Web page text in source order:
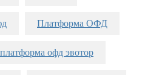
Платформа ОФД
платформа офд эвотор